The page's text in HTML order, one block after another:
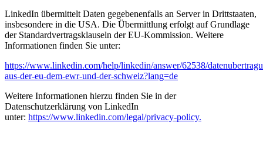
LinkedIn übermittelt Daten gegebenenfalls an Server in Drittstaaten,
insbesondere in die USA. Die Übermittlung erfolgt auf Grundlage
der Standardvertragsklauseln der EU-Kommission. Weitere
Informationen finden Sie unter:
https://www.linkedin.com/help/linkedin/answer/62538/
aus-der-eu-dem-ewr-und-der-schweiz?lang=de
Weitere Informationen hierzu finden Sie in der
Datenschutzerklärung von LinkedIn
unter: https://www.linkedin.com/legal/privacy-policy.